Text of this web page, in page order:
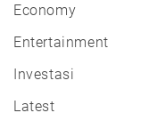
Economy
Entertainment
Investasi
Latest